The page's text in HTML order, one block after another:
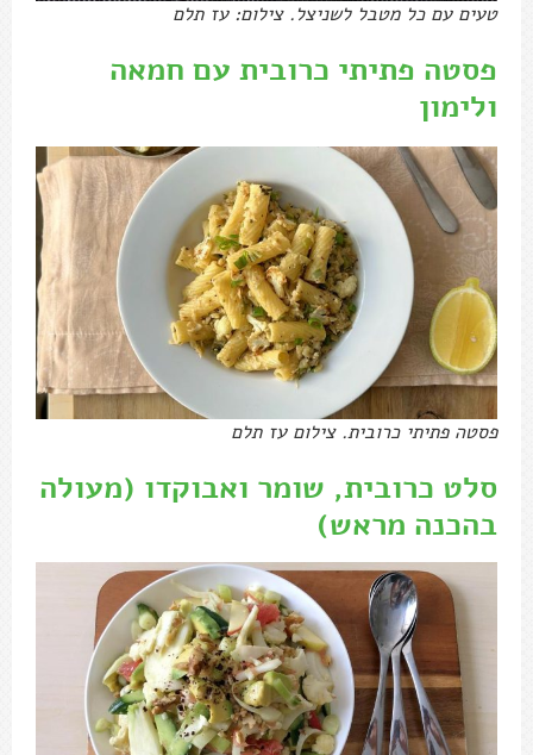
טעים עם כל מטבל לשניצל. צילום: עז תלם
פסטה פתיתי כרובית עם חמאה
ולימון
פסטה פתיתי כרובית. צילום עז תלם
סלט כרובית, שומר ואבוקדו (מעולה
בהכנה מראש)